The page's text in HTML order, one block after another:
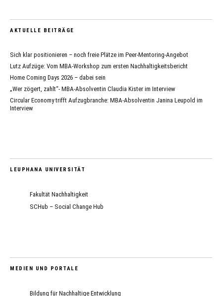
AKTUELLE BEITRÄGE
Sich klar positionieren – noch freie Plätze im Peer-Mentoring-Angebot
Lutz Aufzüge: Vom MBA-Workshop zum ersten Nachhaltigkeitsbericht
Home Coming Days 2026 – dabei sein
„Wer zögert, zahlt“- MBA-Absolventin Claudia Kister im Interview
Circular Economy trifft Aufzugbranche: MBA-Absolventin Janina Leupold im
Interview
LEUPHANA UNIVERSITÄT
Fakultät Nachhaltigkeit
SCHub – Social Change Hub
MEDIEN UND PORTALE
Bildung für Nachhaltige Entwicklung